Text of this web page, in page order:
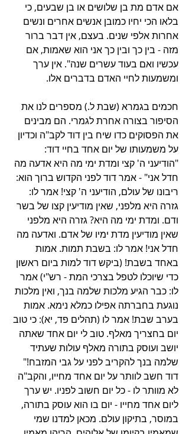
אם אדם מת בן שלושים או בן שבעים, כי
בלאו הכי יחיו כמובן אנשים אחרים ונשים
אחרות אלפי שנים. בעצם, אין דבר ברור
מזה - בין כך ובין כך אני הוא שאמות, אם
עכשיו ואם בעוד עשרים שנה". אין ערך
ומשמעות לחיי האדם בדברים אלו.
חכמים בגמרא (שבת ל.) מספרים לנו את
הסיפור בצורה אחרת לגמרי. הם מבינים
את הפסוקים כדו שיח בין דוד לקב"ה וכדיון
על משמעותו של יום אחד בחיי דוד:
"הודיעני ה' קצי ומדת ימי מה היא אדעה מה
חדל אני" - אמר דוד לפני הקדוש ברוך הוא:
ריבונו של עולם, הודיעני ה' קצי! אמר לו:
גזרה היא מלפני, שאין מודיעין קצו של בשר
ודם. ומדת ימי מה היא? גזרה היא מלפני
שאין מודיעין מדת ימיו של אדם. ואדעה מה
חדל אני! אמר לו: בשבת תמות. אמות
באחד בשבת! (ביקש דוד למות ביום ראשון
כדי שיוכלו לטפל בצרכי המת - רש"י) אמר
לו: כבר הגיע מלכות שלמה בנך, ואין מלכות
נוגעת בחברתה אפילו כמלא נימא. אמות
בערב שבת! אמר לו (תהלים פד, יא): כי טוב
יום בחצריך מאלף. טוב לי יום אחד שאתה
יושב ועוסק בתורה מאלף עולות שעתיד
שלמה בנך להקריב לפני על גבי המזבח!"
דוד חשב לוותר על יום אחד מחייו, והקב"ה
לא מוותר לו - כל יום חשוב לפניו. יש ערך
ליום אחד מחייו - יום בו הוא עוסק בתורה,
במוסר, בתיקון עולם. מכאן למדנו שמי